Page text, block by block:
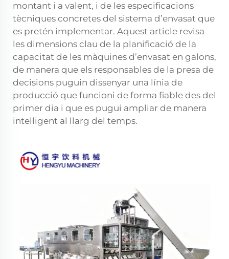
montant i a valent, i de les especificacions
tècniques concretes del sistema d’envasat que
es pretén implementar. Aquest article revisa
les dimensions clau de la planificació de la
capacitat de les màquines d’envasat en galons,
de manera que els responsables de la presa de
decisions puguin dissenyar una línia de
producció que funcioni de forma fiable des del
primer dia i que es pugui ampliar de manera
intel·ligent al llarg del temps.